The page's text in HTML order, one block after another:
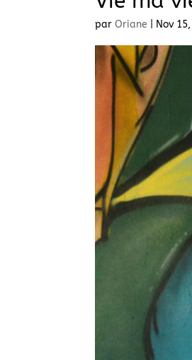
parOriane Nov